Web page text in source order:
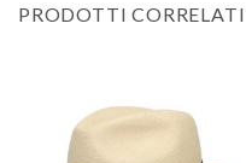
PRODOTTI CORRELATI